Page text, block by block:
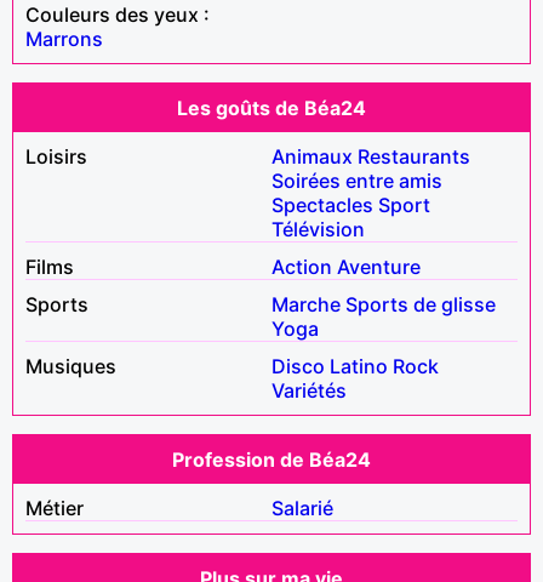
Couleurs des yeux :
Marrons
Les goûts de Béa24
Loisirs
Animaux Restaurants
Soirées entre amis
Spectacles Sport
Télévision
Films
Action Aventure
Sports
Marche Sports de glisse
Yoga
Musiques
Disco Latino Rock
Variétés
Profession de Béa24
Métier
Salarié